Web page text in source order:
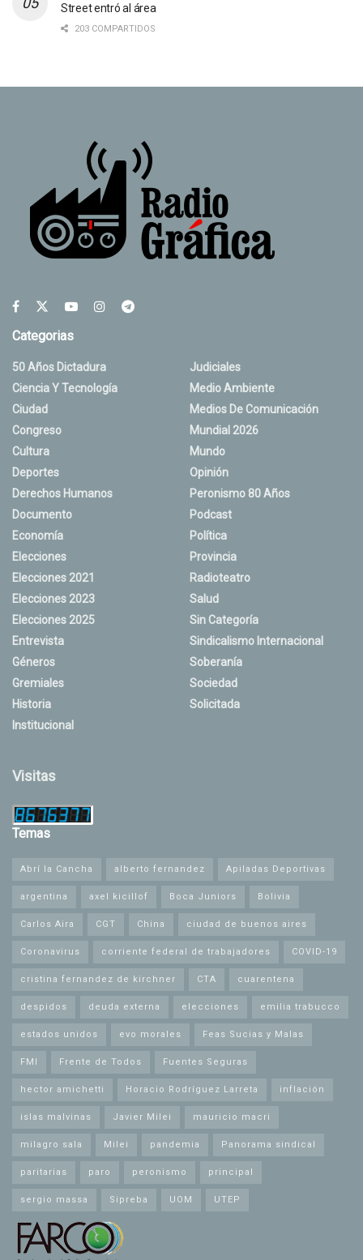
Street entró al área
203 COMPARTIDOS
Categorias
50 Años Dictadura
Ciencia Y Tecnología
Ciudad
Congreso
Cultura
Deportes
Derechos Humanos
Documento
Economía
Elecciones
Elecciones 2021
Elecciones 2023
Elecciones 2025
Entrevista
Géneros
Gremiales
Historia
Institucional
Judiciales
Medio Ambiente
Medios De Comunicación
Mundial 2026
Mundo
Opinión
Peronismo 80 Años
Podcast
Política
Provincia
Radioteatro
Salud
Sin Categoría
Sindicalismo Internacional
Soberanía
Sociedad
Solicitada
Visitas
Temas
Abrí la Cancha alberto fernandez Apiladas Deportivas
argentina axel kicillof Boca Juniors Bolivia
Carlos Aira CGT China ciudad de buenos aires
Coronavirus corriente federal de trabajadores COVID-19
cristina fernandez de kirchner CTA cuarentena
despidos deuda externa elecciones emilia trabucco
estados unidos evo morales Feas Sucias y Malas
FMI Frente de Todos Fuentes Seguras
hector amichetti Horacio Rodríguez Larreta inflación
islas malvinas Javier Milei mauricio macri
milagro sala Milei pandemia Panorama sindical
paritarias paro peronismo principal
sergio massa Sipreba UOM UTEP